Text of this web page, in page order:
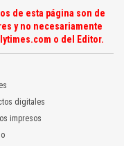
de esta página son de
y no necesariamente
o del Editor.
digitales
impresos